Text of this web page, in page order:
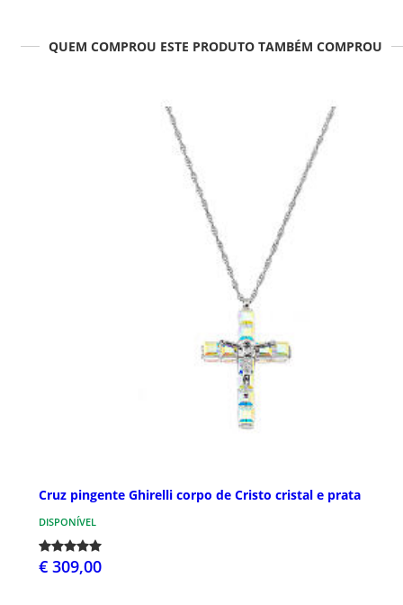
QUEM COMPROU ESTE PRODUTO TAMBÉM COMPROU
Cruz pingente Ghirelli corpo de Cristo cristal e prata
DISPONÍVEL
€ 309,00